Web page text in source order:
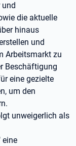
und
die aktuelle
hinaus
und
Arbeitsmarkt zu
Beschäftigung
eine gezielte
um den
unweigerlich als
eine